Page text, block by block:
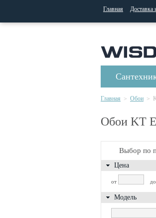
Главная Доставка
Главная > Обои >
Обои KT
Выбор по
Цена
от до
Модель